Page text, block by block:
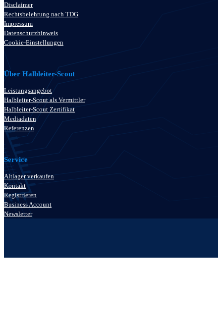
Disclaimer
Rechtsbelehrung nach TDG
Impressum
Datenschutzhinweis
Cookie-Einstellungen
Über Halbleiter-Scout
Leistungsangebot
Halbleiter-Scout als Vermittler
Halbleiter-Scout Zertifikat
Mediadaten
Referenzen
Service
Altlager verkaufen
Kontakt
Registrieren
Business Account
Newsletter